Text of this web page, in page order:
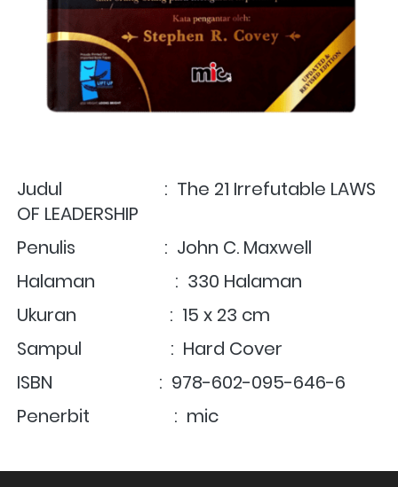
Judul                       : The 21 Irrefutable LAWS
OF LEADERSHIP
Penulis                    :  John C. Maxwell
Halaman                  :  330 Halaman
Ukuran                     :  15 x 23 cm
Sampul                    :  Hard Cover
ISBN                        :  978-602-095-646-6
Penerbit                   :  mic